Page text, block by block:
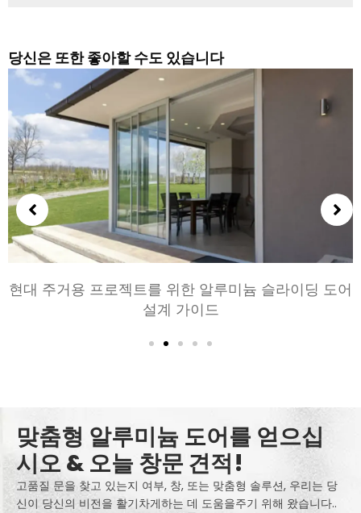
당신은 또한 좋아할 수도 있습니다
침실과 거실을 위한 알루미늄 문 선택하기: 편안, 스타
일, 및 개인 정보 보호
맞춤형 알루미늄 도어를 얻으십
시오 & 오늘 창문 견적!
고품질 문을 찾고 있는지 여부, 창, 또는 맞춤형 솔루션, 우리는 당
신이 당신의 비전을 활기차게하는 데 도움을주기 위해 왔습니다..